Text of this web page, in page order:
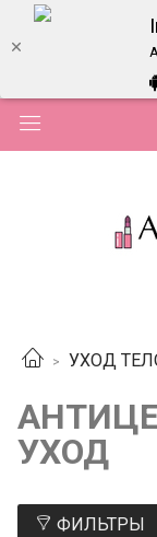
УХОД
УХОД
ФИЛЬТРЫ